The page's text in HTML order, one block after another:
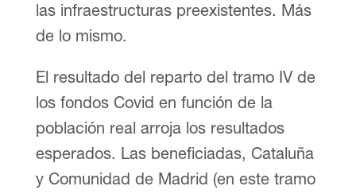
las infraestructuras preexistentes. Más
de lo mismo.
El resultado del reparto del tramo IV de
los fondos Covid en función de la
población real arroja los resultados
esperados. Las beneficiadas, Cataluña
y Comunidad de Madrid (en este tramo